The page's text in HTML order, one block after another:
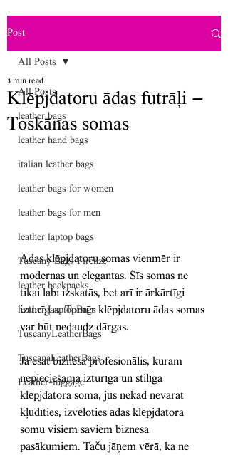
Post
All Posts
leather bags
leather hand bags
italian leather bags
leather bags for women
leather bags for men
leather laptop bags
Tuscany Bags Firenze
leather backpacks
leather LaptopBags
TuscanyLeatherBags
TuscanaLeatherBags
Leather-luggage
All Posts
Klēpjdatoru ādas futrāļi —
Toskānas somas
3 min read
Ādas klēpjdatoru somas vienmēr ir
modernas un elegantas. Šīs somas ne
tikai labi izskatās, bet arī ir ārkārtīgi
izturīgas. Tomēr klēpjdatoru ādas somas
var būt nedaudz dārgas.
Ja esat biznesa profesionālis, kuram
nepieciešama izturīga un stilīga
klēpjdatora soma, jūs nekad nevarat
kļūdīties, izvēloties ādas klēpjdatora
somu visiem saviem biznesa
pasākumiem. Taču jāņem vērā, ka ne